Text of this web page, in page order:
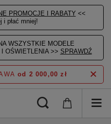
PROMOCJE I RABATY <<
i płać mniej!
WSZYSTKIE MODELE
OŚWIETLENIA >> SPRAWDŹ
od 2 000,00 zł